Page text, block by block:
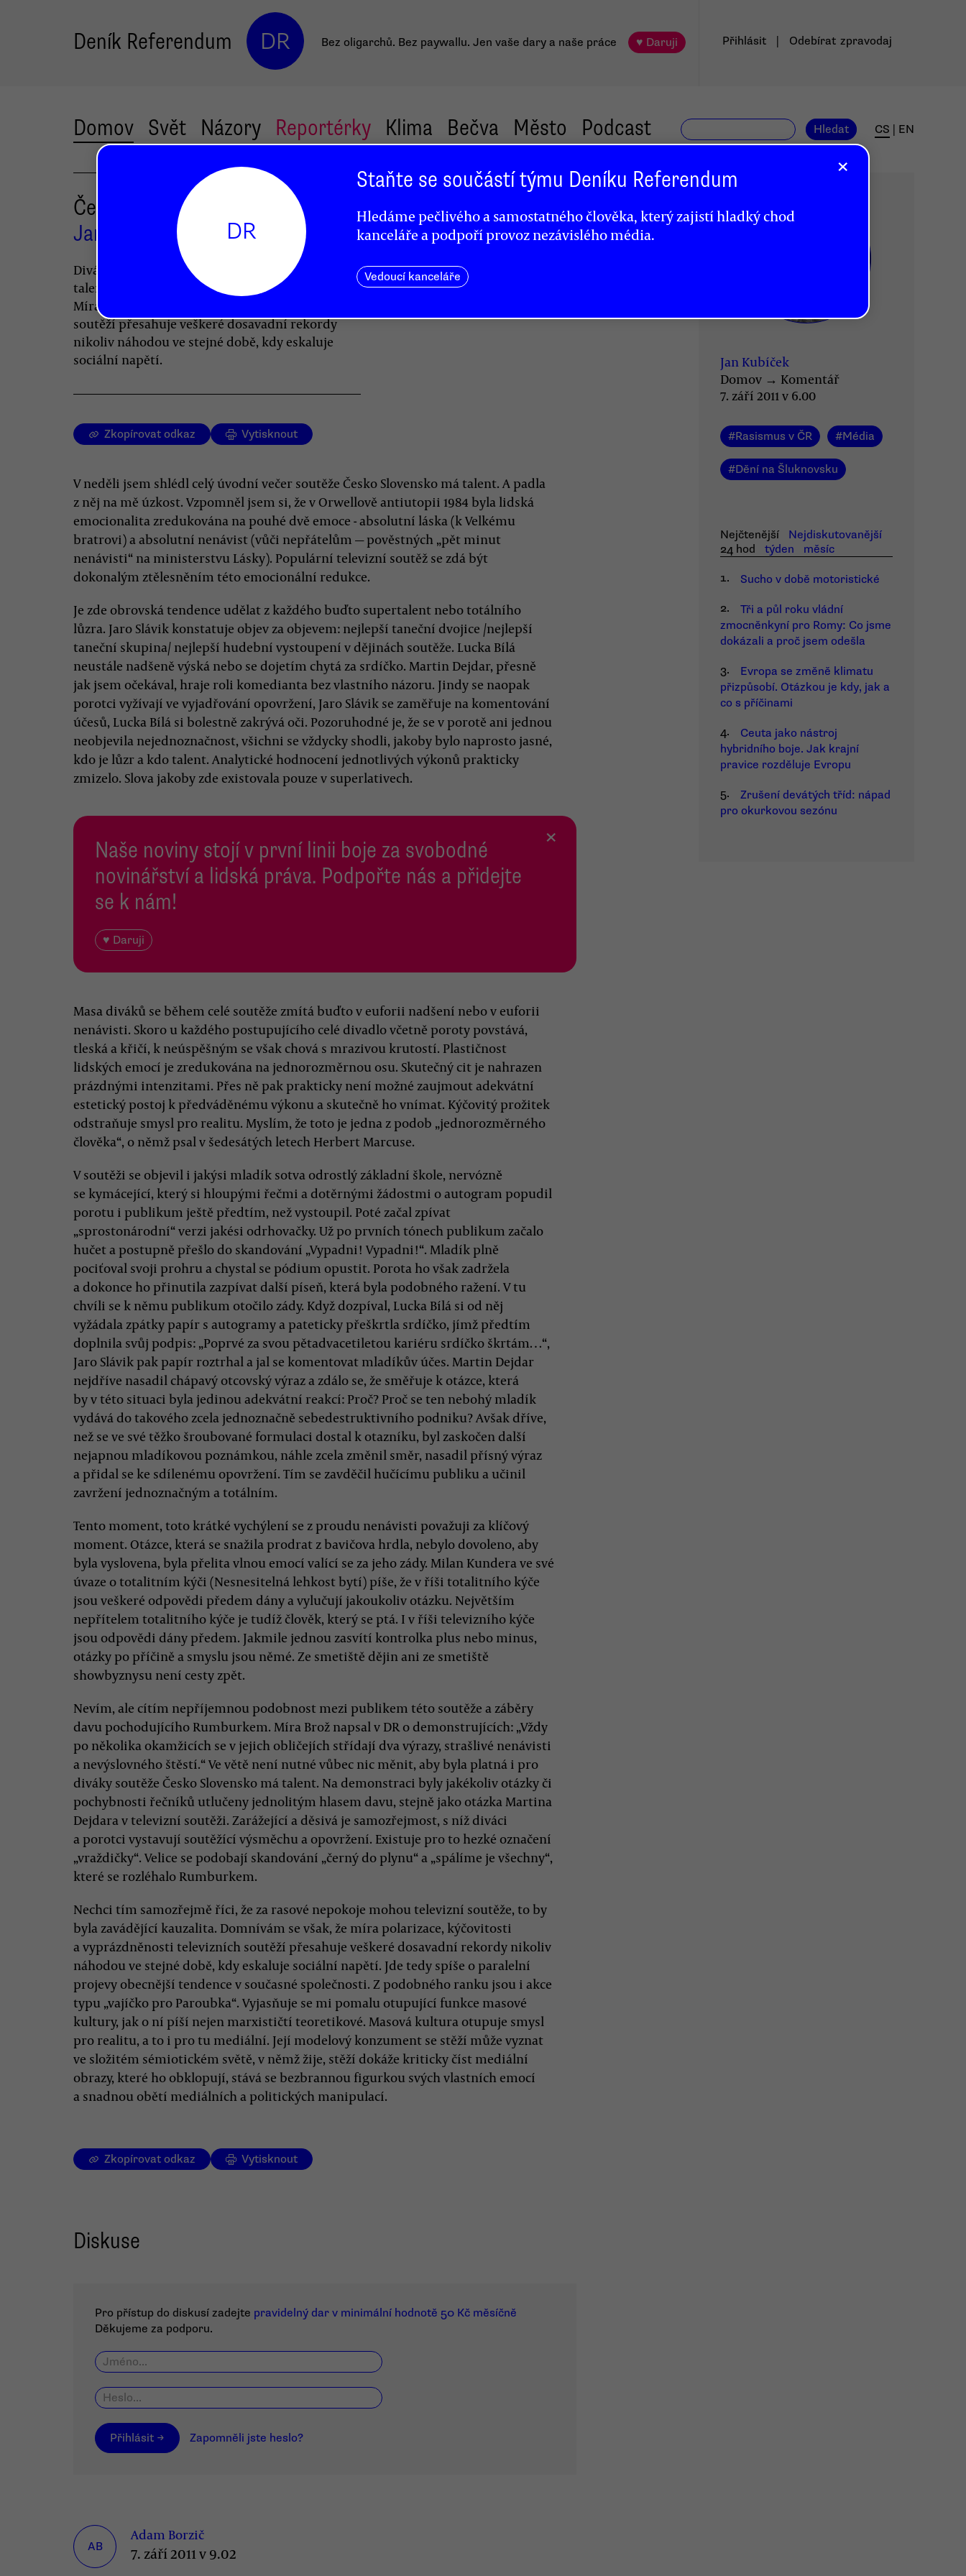
Deník Referendum DR Bez oligarchů. Bez paywallu. Jen vaše dary a naše práce ♥ Daruji Přihlásit Odebírat zpravodaj
Domov Svět Názory Reportérky Klima Bečva Město Podcast Hledat CS EN
Česko má talent. A problém
Jan Kubíček
Diváci se během soutěže Česko Slovensko má
talent zmítají v euforii nadšení nebo nenávisti.
Míra kýčovitosti a vyprázdněnosti televizních
soutěží přesahuje veškeré dosavadní rekordy
nikoliv náhodou ve stejné době, kdy eskaluje
sociální napětí.
Zkopírovat odkaz Vytisknout
V neděli jsem shlédl celý úvodní večer soutěže Česko Slovensko má talent. A padla
z něj na mě úzkost. Vzpomněl jsem si, že v Orwellově antiutopii 1984 byla lidská
emocionalita zredukována na pouhé dvě emoce - absolutní láska (k Velkému
bratrovi) a absolutní nenávist (vůči nepřátelům — pověstných „pět minut
nenávisti“ na ministerstvu Lásky). Populární televizní soutěž se zdá být
dokonalým ztělesněním této emocionální redukce.
Je zde obrovská tendence udělat z každého buďto supertalent nebo totálního
lůzra. Jaro Slávik konstatuje objev za objevem: nejlepší taneční dvojice /nejlepší
taneční skupina/ nejlepší hudební vystoupení v dějinách soutěže. Lucka Bílá
neustále nadšeně výská nebo se dojetím chytá za srdíčko. Martin Dejdar, přesně
jak jsem očekával, hraje roli komedianta bez vlastního názoru. Jindy se naopak
porotci vyžívají ve vyjadřování opovržení, Jaro Slávik se zaměřuje na komentování
účesů, Lucka Bílá si bolestně zakrývá oči. Pozoruhodné je, že se v porotě ani jednou
neobjevila nejednoznačnost, všichni se vždycky shodli, jakoby bylo naprosto jasné,
kdo je lůzr a kdo talent. Analytické hodnocení jednotlivých výkonů prakticky
zmizelo. Slova jakoby zde existovala pouze v superlativech.
Naše noviny stojí v první linii boje za svobodné
novinářství a lidská práva. Podpořte nás a přidejte
se k nám!
♥ Daruji
×
Masa diváků se během celé soutěže zmítá buďto v euforii nadšení nebo v euforii
nenávisti. Skoro u každého postupujícího celé divadlo včetně poroty povstává,
tleská a křičí, k neúspěšným se však chová s mrazivou krutostí. Plastičnost
lidských emocí je zredukována na jednorozměrnou osu. Skutečný cit je nahrazen
prázdnými intenzitami. Přes ně pak prakticky není možné zaujmout adekvátní
estetický postoj k předváděnému výkonu a skutečně ho vnímat. Kýčovitý prožitek
odstraňuje smysl pro realitu. Myslím, že toto je jedna z podob „jednorozměrného
člověka“, o němž psal v šedesátých letech Herbert Marcuse.
V soutěži se objevil i jakýsi mladík sotva odrostlý základní škole, nervózně
se kymácející, který si hloupými řečmi a dotěrnými žádostmi o autogram popudil
porotu i publikum ještě předtím, než vystoupil. Poté začal zpívat
„sprostonárodní“ verzi jakési odrhovačky. Už po prvních tónech publikum začalo
hučet a postupně přešlo do skandování „Vypadni! Vypadni!“. Mladík plně
pociťoval svoji prohru a chystal se pódium opustit. Porota ho však zadržela
a dokonce ho přinutila zazpívat další píseň, která byla podobného ražení. V tu
chvíli se k němu publikum otočilo zády. Když dozpíval, Lucka Bílá si od něj
vyžádala zpátky papír s autogramy a pateticky přeškrtla srdíčko, jímž předtím
doplnila svůj podpis: „Poprvé za svou pětadvacetiletou kariéru srdíčko škrtám…“,
Jaro Slávik pak papír roztrhal a jal se komentovat mladíkův účes. Martin Dejdar
nejdříve nasadil chápavý otcovský výraz a zdálo se, že směřuje k otázce, která
by v této situaci byla jedinou adekvátní reakcí: Proč? Proč se ten nebohý mladík
vydává do takového zcela jednoznačně sebedestruktivního podniku? Avšak dříve,
než se ve své těžko šroubované formulaci dostal k otazníku, byl zaskočen další
nejapnou mladíkovou poznámkou, náhle zcela změnil směr, nasadil přísný výraz
a přidal se ke sdílenému opovržení. Tím se zavděčil hučícímu publiku a učinil
zavržení jednoznačným a totálním.
Tento moment, toto krátké vychýlení se z proudu nenávisti považuji za klíčový
moment. Otázce, která se snažila prodrat z bavičova hrdla, nebylo dovoleno, aby
byla vyslovena, byla přelita vlnou emocí valící se za jeho zády. Milan Kundera ve své
úvaze o totalitním kýči (Nesnesitelná lehkost bytí) píše, že v říši totalitního kýče
jsou veškeré odpovědi předem dány a vylučují jakoukoliv otázku. Největším
nepřítelem totalitního kýče je tudíž člověk, který se ptá. I v říši televizního kýče
jsou odpovědi dány předem. Jakmile jednou zasvítí kontrolka plus nebo minus,
otázky po příčině a smyslu jsou němé. Ze smetiště dějin ani ze smetiště
showbyznysu není cesty zpět.
Nevím, ale cítím nepříjemnou podobnost mezi publikem této soutěže a záběry
davu pochodujícího Rumburkem. Míra Brož napsal v DR o demonstrujících: „Vždy
po několika okamžicích se v jejich obličejích střídají dva výrazy, strašlivé nenávisti
a nevýslovného štěstí.“ Ve větě není nutné vůbec nic měnit, aby byla platná i pro
diváky soutěže Česko Slovensko má talent. Na demonstraci byly jakékoliv otázky či
pochybnosti řečníků utlučeny jednolitým hlasem davu, stejně jako otázka Martina
Dejdara v televizní soutěži. Zarážející a děsivá je samozřejmost, s níž diváci
a porotci vystavují soutěžící výsměchu a opovržení. Existuje pro to hezké označení
„vraždičky“. Velice se podobají skandování „černý do plynu“ a „spálíme je všechny“,
které se rozléhalo Rumburkem.
Nechci tím samozřejmě říci, že za rasové nepokoje mohou televizní soutěže, to by
byla zavádějící kauzalita. Domnívám se však, že míra polarizace, kýčovitosti
a vyprázdněnosti televizních soutěží přesahuje veškeré dosavadní rekordy nikoliv
náhodou ve stejné době, kdy eskaluje sociální napětí. Jde tedy spíše o paralelní
projevy obecnější tendence v současné společnosti. Z podobného ranku jsou i akce
typu „vajíčko pro Paroubka“. Vyjasňuje se mi pomalu otupující funkce masové
kultury, jak o ní píší nejen marxističtí teoretikové. Masová kultura otupuje smysl
pro realitu, a to i pro tu mediální. Její modelový konzument se stěží může vyznat
ve složitém sémiotickém světě, v němž žije, stěží dokáže kriticky číst mediální
obrazy, které ho obklopují, stává se bezbrannou figurkou svých vlastních emocí
a snadnou obětí mediálních a politických manipulací.
Jan Kubíček
Domov → Komentář
7. září 2011 v 6.00
#Rasismus v ČR #Média
#Dění na Šluknovsku
Nejčtenější
Nejdiskutovanější
24 hod
týden
měsíc
1.
Sucho v době motoristické
2.
Tři a půl roku vládní
zmocněnkyní pro Romy: Co jsme
dokázali a proč jsem odešla
3.
Evropa se změně klimatu
přizpůsobí. Otázkou je kdy, jak a
co s příčinami
4.
Ceuta jako nástroj
hybridního boje. Jak krajní
pravice rozděluje Evropu
5.
Zrušení devátých tříd: nápad
pro okurkovou sezónu
Zkopírovat odkaz Vytisknout
Diskuse
Pro přístup do diskusí zadejte pravidelný dar v minimální hodnotě 50 Kč měsíčně
Děkujeme za podporu.
Přihlásit → Zapomněli jste heslo?
AB
Adam Borzič
7. září 2011 v 9.02
×
DR
Staňte se součástí týmu Deníku Referendum
Hledáme pečlivého a samostatného člověka, který zajistí hladký chod
kanceláře a podpoří provoz nezávislého média.
Vedoucí kanceláře